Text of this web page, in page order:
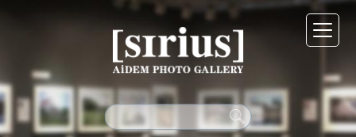
シリウスについて
展示スケジュール